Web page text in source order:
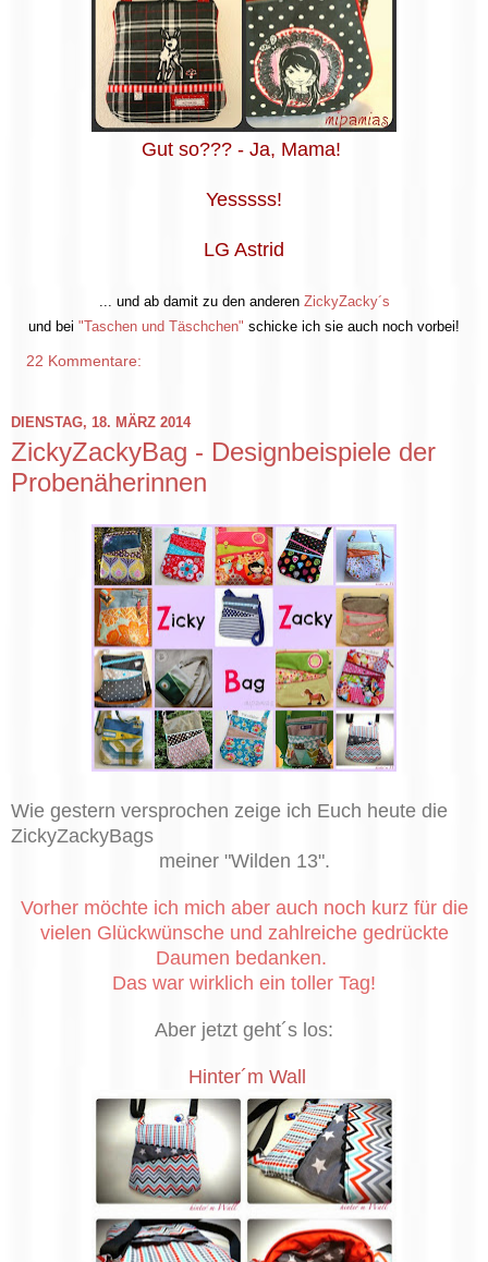
Gut so??? - Ja, Mama!
Yesssss!
LG Astrid
... und ab damit zu den anderen ZickyZacky´s
und bei "Taschen und Täschchen" schicke ich sie auch noch vorbei!
22 Kommentare:
DIENSTAG, 18. MÄRZ 2014
ZickyZackyBag - Designbeispiele der
Probenäherinnen
Wie gestern versprochen zeige ich Euch heute die
ZickyZackyBags
meiner "Wilden 13".
Vorher möchte ich mich aber auch noch kurz für die
vielen Glückwünsche und zahlreiche gedrückte
Daumen bedanken.
Das war wirklich ein toller Tag!
Aber jetzt geht´s los:
Hinter´m Wall